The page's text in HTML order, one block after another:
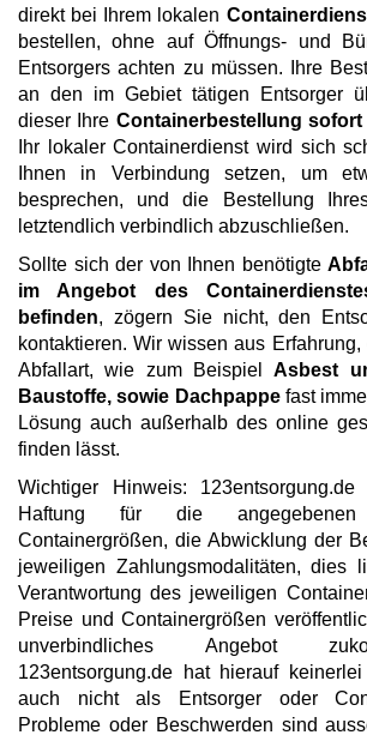
direkt bei Ihrem lokalen
bestellen, ohne auf Öffnungs- und
Entsorgers achten zu müssen. Ihre
an den im Gebiet tätigen Entsorger
dieser Ihre Containerbestellung sofort
Ihr lokaler Containerdienst wird sich
Ihnen in Verbindung setzen, um
besprechen, und die Bestellung
letztendlich verbindlich abzuschließen.
Sollte sich der von Ihnen benötigte
im Angebot des
befinden, zögern Sie nicht, den
kontaktieren. Wir wissen aus
Abfallart, wie zum BeispielAsbest
Baustoffe, sowie Dachpappefast
Lösung auch außerhalb des online
finden lässt.
Wichtiger Hinweis:
Haftung für die
Containergrößen, die Abwicklung der
jeweiligen Zahlungsmodalitäten, dies
Verantwortung des jeweiligen
Preise und Containergrößen
unverbindliches Angebot
123entsorgung.de hat hierauf
auch nicht als Entsorger oder
Probleme oder Beschwerden sind